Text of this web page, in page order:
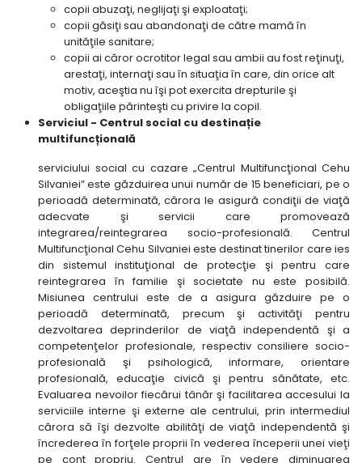
copii abuzaţi, neglijaţi şi exploataţi;
copii găsiţi sau abandonaţi de către mamă în
unităţile sanitare;
copii ai căror ocrotitor legal sau ambii au fost reţinuţi,
arestaţi, internaţi sau în situaţia în care, din orice alt
motiv, aceştia nu îşi pot exercita drepturile şi
obligaţiile părinteşti cu privire la copil.
Serviciul - Centrul social cu destinație
multifuncțională
serviciului social cu cazare „Centrul Multifuncţional Cehu
Silvaniei” este găzduirea unui număr de 15 beneficiari, pe o
perioadă determinată, cărora le asigură condiţii de viaţă
adecvate şi servicii care promovează
integrarea/reintegrarea socio-profesională. Centrul
Multifuncţional Cehu Silvaniei este destinat tinerilor care ies
din sistemul instituţional de protecţie şi pentru care
reintegrarea în familie şi societate nu este posibilă.
Misiunea centrului este de a asigura găzduire pe o
perioadă determinată, precum şi activităţi pentru
dezvoltarea deprinderilor de viaţă independentă şi a
competenţelor profesionale, respectiv consiliere socio-
profesională şi psihologică, informare, orientare
profesională, educaţie civică şi pentru sănătate, etc.
Evaluarea nevoilor fiecărui tânăr şi facilitarea accesului la
serviciile interne şi externe ale centrului, prin intermediul
cărora să îşi dezvolte abilităţi de viaţă independentă şi
încrederea în forţele proprii în vederea începerii unei vieţi
pe cont propriu. Centrul are în vedere diminuarea